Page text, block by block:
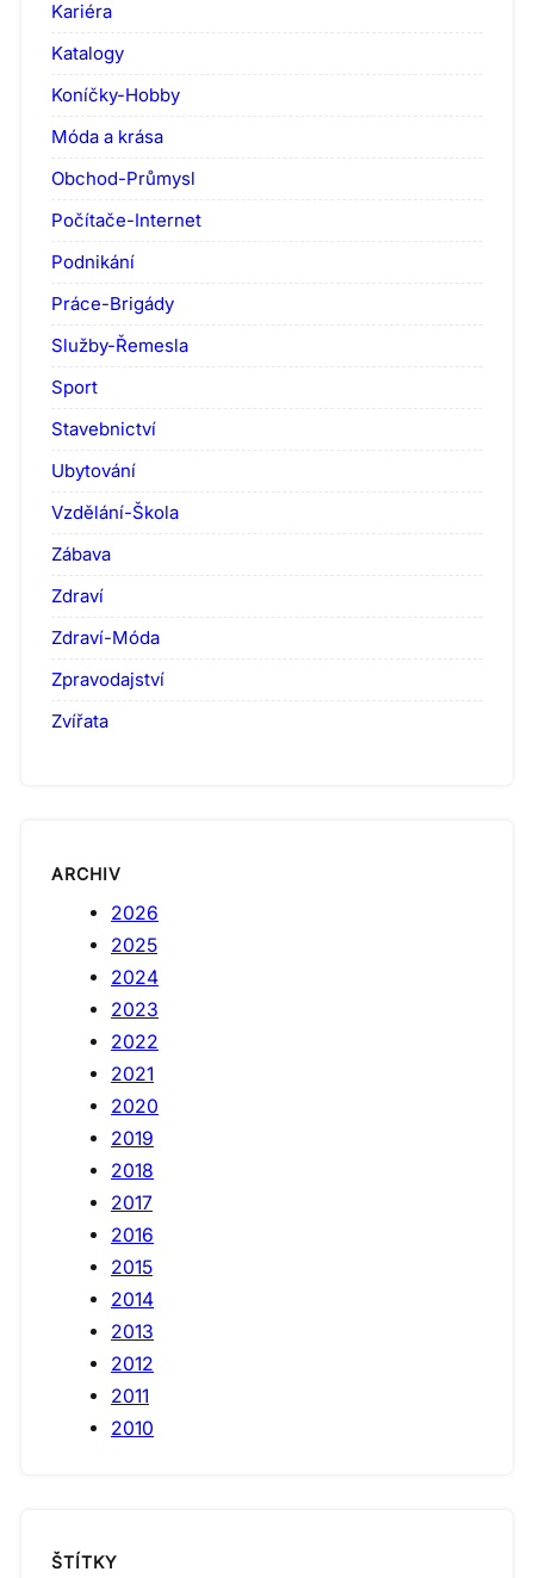
Kariéra
Katalogy
Koníčky-Hobby
Móda a krása
Obchod-Průmysl
Počítače-Internet
Podnikání
Práce-Brigády
Služby-Řemesla
Sport
Stavebnictví
Ubytování
Vzdělání-Škola
Zábava
Zdraví
Zdraví-Móda
Zpravodajství
Zvířata
ARCHIV
2026
2025
2024
2023
2022
2021
2020
2019
2018
2017
2016
2015
2014
2013
2012
2011
2010
ŠTÍTKY